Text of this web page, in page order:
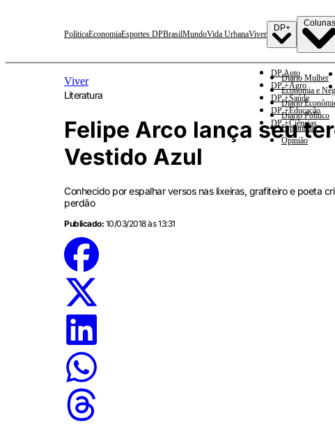
PolíticaEconomiaEsportes DPBrasilMundoVida UrbanaViver
DP+
DP Auto
DP +Agro
DP +Saúde
DP +Educação
DP +Ciências
Colunas
Diario Mulher
Economia e
Diario
Diario Político
Esplanada
Opinião
Viver
Literatura
Felipe Arco lança seu
Vestido Azul
Conhecido por espalhar versos nas lixeiras, grafiteiro e poeta
perdão
Publicado: 10/03/2018 às 13:31